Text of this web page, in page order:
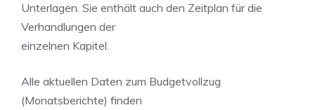
Unterlagen. Sie enthält auch den Zeitplan für die
Verhandlungen der
einzelnen Kapitel.
Alle aktuellen Daten zum Budgetvollzug
(Monatsberichte) finden